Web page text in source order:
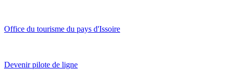
Office du tourisme du pays d'Issoire
Devenir pilote de ligne